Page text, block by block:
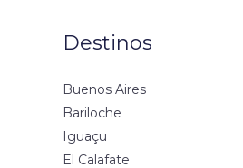
Destinos
Buenos Aires
Bariloche
Iguaçu
El Calafate